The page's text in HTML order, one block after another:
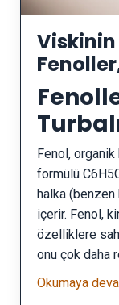
Viskinin
Fenol,
formülü
halka
içerir. Fenol,
özelliklere
onu çok daha
Okumaya